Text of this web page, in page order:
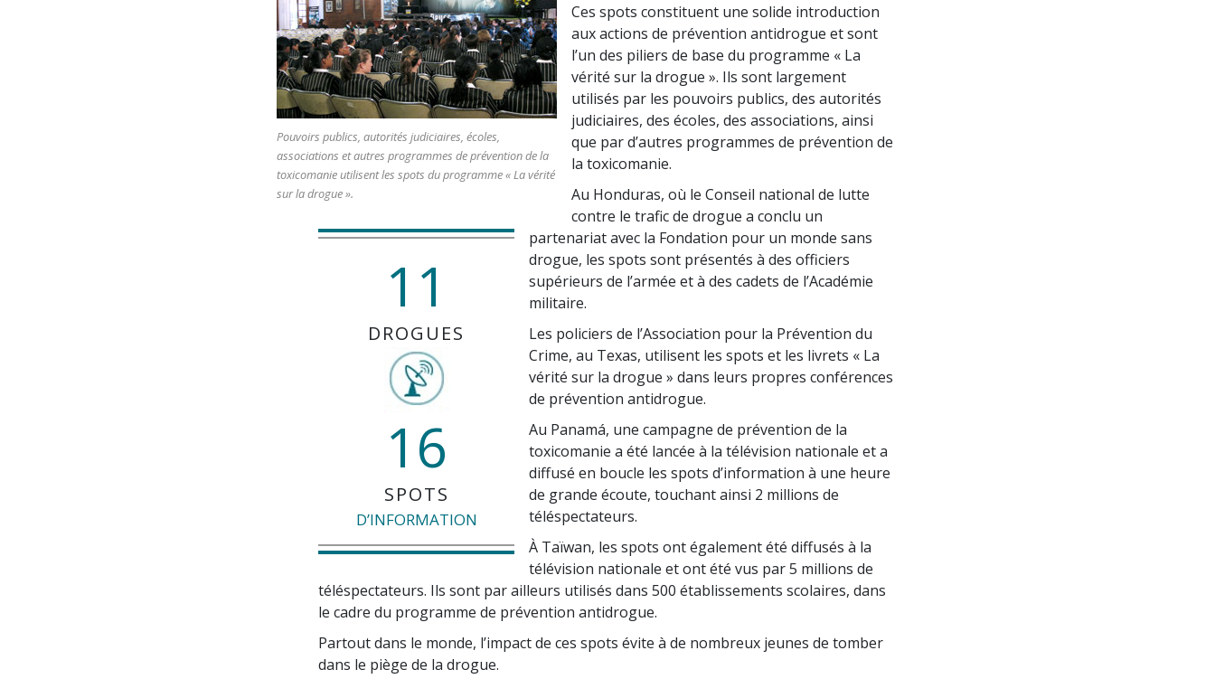
Pouvoirs publics, autorités judiciaires, écoles,
associations et autres programmes de prévention de la
toxicomanie utilisent les spots du programme « La vérité
sur la drogue ».
11
DROGUES
16
SPOTS
D’INFORMATION
Ces spots constituent une solide introduction
aux actions de prévention antidrogue et sont
l’un des piliers de base du programme « La
vérité sur la drogue ». Ils sont largement
utilisés par les pouvoirs publics, des autorités
judiciaires, des écoles, des associations, ainsi
que par d’autres programmes de prévention de
la toxicomanie.
Au Honduras, où le Conseil national de lutte
contre le trafic de drogue a conclu un
partenariat avec la Fondation pour un monde sans
drogue, les spots sont présentés à des officiers
supérieurs de l’armée et à des cadets de l’Académie
militaire.
Les policiers de l’Association pour la Prévention du
Crime, au Texas, utilisent les spots et les livrets « La
vérité sur la drogue » dans leurs propres conférences
de prévention antidrogue.
Au Panamá, une campagne de prévention de la
toxicomanie a été lancée à la télévision nationale et a
diffusé en boucle les spots d’information à une heure
de grande écoute, touchant ainsi 2 millions de
téléspectateurs.
À Taïwan, les spots ont également été diffusés à la
télévision nationale et ont été vus par 5 millions de
téléspectateurs. Ils sont par ailleurs utilisés dans 500 établissements scolaires, dans
le cadre du programme de prévention antidrogue.
Partout dans le monde, l’impact de ces spots évite à de nombreux jeunes de tomber
dans le piège de la drogue.